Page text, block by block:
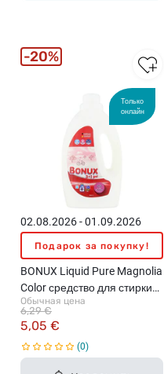
Только
онлайн
02.08.2026 - 01.09.2026
Подарок за покупку!
BONUX Liquid Pure Magnolia
Color средство для стирки
цветного белья, 0.9л
Обычная цена
5,05 €
6,29 €
0
20%